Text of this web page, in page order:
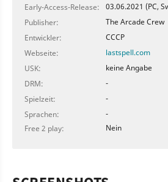
Early-Access-Release:
03.06.2021 (PC,
Publisher:
The Arcade Crew
Entwickler:
CCCP
Webseite:
lastspell.com
USK:
keine Angabe
DRM:
-
Spielzeit:
-
Sprachen:
-
Free 2 play:
Nein